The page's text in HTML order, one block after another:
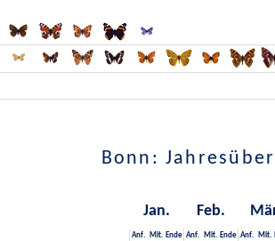
Bonn:
Jan. Feb.
Anf. Mit. Ende Anf. Mit. Ende Anf. Mit.